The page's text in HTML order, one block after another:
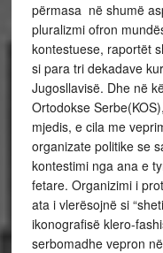
përmasa në shumë
pluralizmi ofron
kontestuese, raportët
si para tri dekadave
Jugosllavisë. Dhe në
Ortodokse
mjedis, e cila me
organizate politike se
kontestimi nga ana e
fetare. Organizimi i
ata i vlerësojnë si
ikonografisë klero-
serbomadhe vepron